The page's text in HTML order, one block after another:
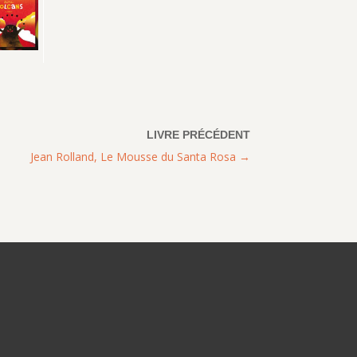
Jean Rolland, Le Mousse du Santa Rosa